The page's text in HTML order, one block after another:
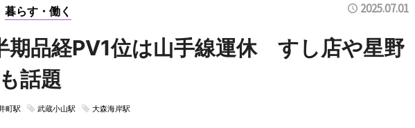
暮らす・働く 2025.07.01
期品経PV1位は山手線運休 すし店や星野
話題
町駅 武蔵小山駅 大森海岸駅